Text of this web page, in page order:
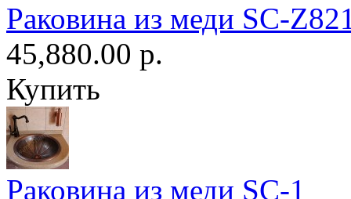
Раковина из меди SC-
45,880.00 р.
Купить
Раковина из меди SC-1